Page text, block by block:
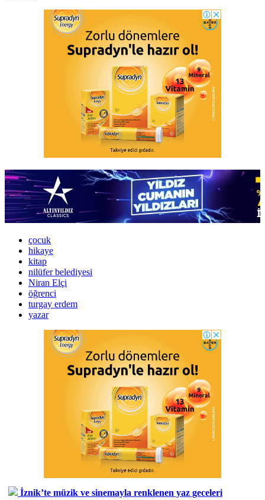
çocuk
hikaye
kitap
nilüfer belediyesi
Niran Elçi
öğrenci
turgay erdem
yazar
İznik’te müzik ve sinemayla renklenen yaz geceleri